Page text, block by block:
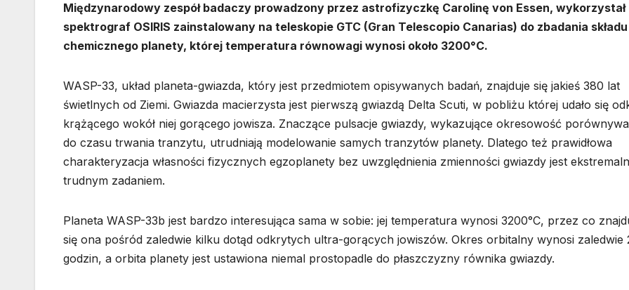
Międzynarodowy zespół badaczy prowadzony przez astrofizyczkę Carolinę von Essen, wykorzystał
spektrograf OSIRIS zainstalowany na teleskopie GTC (Gran Telescopio Canarias) do zbadania składu
chemicznego planety, której temperatura równowagi wynosi około 3200°C.
WASP-33, układ planeta-gwiazda, który jest przedmiotem opisywanych badań, znajduje się jakieś 380 lat
świetlnych od Ziemi. Gwiazda macierzysta jest pierwszą gwiazdą Delta Scuti, w pobliżu której udało się
krążącego wokół niej gorącego jowisza. Znaczące pulsacje gwiazdy, wykazujące okresowość
do czasu trwania tranzytu, utrudniają modelowanie samych tranzytów planety. Dlatego też prawidłowa
charakteryzacja własności fizycznych egzoplanety bez uwzględnienia zmienności gwiazdy jest
trudnym zadaniem.
Planeta WASP-33b jest bardzo interesująca sama w sobie: jej temperatura wynosi 3200°C, przez co
się ona pośród zaledwie kilku dotąd odkrytych ultra-gorących jowiszów. Okres orbitalny wynosi zaledwie
godzin, a orbita planety jest ustawiona niemal prostopadle do płaszczyzny równika gwiazdy.